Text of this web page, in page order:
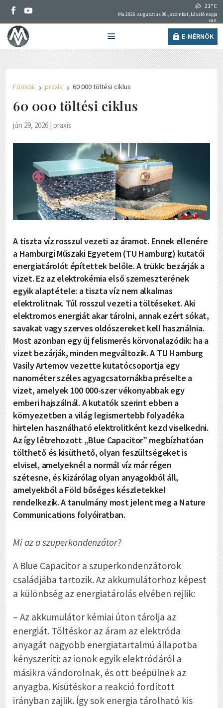
21° C
Ma 2026. augusztus 08., szombat, László napja
van.
E-MÉRNÖK
Főoldal 5 praxis 5 60 000 töltési ciklus
60 000 töltési ciklus
jún 29, 2026 |praxis
A tiszta víz rosszul vezeti az áramot. Ennek ellenére
a Hamburgi Műszaki Egyetem (TU Hamburg) kutatói
energiatárolót építettek belőle. A trükk: bezárják a
vizet. Ez az elektrokémia első szemeszterének
egyik alaptétele: a tiszta víz nem alkalmas
elektrolitnak. Túl rosszul vezeti a töltéseket. Aki
elektromos energiát akar tárolni, annak ezért sókat,
savakat vagy szerves oldószereket kell használnia.
Most azonban egy új felismerés körvonalazódik: ha a
vizet bezárják, minden megváltozik. A TU Hamburg
Vasily Artemov vezette kutatócsoportja egy
nanométer széles agyagcsatornákba préselte a
vizet, amelyek 100 000-szer vékonyabbak egy
emberi hajszálnál. A kutatók szerint ebben a
környezetben a világ legismertebb folyadéka
hirtelen használható elektrolitként kezd viselkedni.
Az így létrehozott „Blue Capacitor” megbízhatóan
tölthető és kisüthető, olyan feszültségeket is
elvisel, amelyeknél a normál víz már régen
szétesne, és kizárólag olyan anyagokból áll,
amelyekből a Föld bőséges készletekkel
rendelkezik. A tanulmány most jelent meg a Nature
Communications folyóiratban.
Mi az a szuperkondenzátor?
A Blue Capacitor a szuperkondenzátorok
családjába tartozik. Az akkumulátorhoz képest
a különbség az energiatárolás elvében rejlik:
– Az akkumulátor kémiai úton tárolja az
energiát. Töltéskor az áram az elektróda
anyagát nagyobb energiatartalmú állapotba
kényszeríti: az ionok egyik elektródáról a
másikra vándorolnak, és ott beépülnek az
anyagba. Kisütéskor a reakció fordított
irányban zajlik. Így sok energia tárolható kis